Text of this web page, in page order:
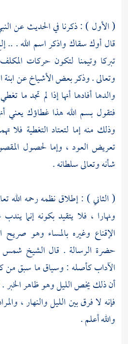
( الأول ) : ذكرنا في الحديث عن
قال أوك سقاك واذكر اسم الله . ..
تبركا وتيمنا لتكون حركات
وتعالى . وذكر بعض الأشياخ عن
والدها أفادها أنها إذا لم تجد ما
فتقول بسم الله هذا غطاؤك يعني
وذلك منه إما لتعتاد التغطية فلا
تعريض العود ، وإما لحصول
شأنه وتعالى سلطانه .
( الثاني ) : إطلاق نظمه رحمه الله
ونهارا ، فلا يتقيد بكونه إنما
الإقناع وغيره بالمساء وهو صريح
حضرة الرسالة . قال الشيخ شمس
الآداب كأصله : وسياق ما سبق من
أن ذلك يخص الليل وهو ظاهر الخبر .
فإنه لا فرق بين الليل والنهار ،
والله أعلم .